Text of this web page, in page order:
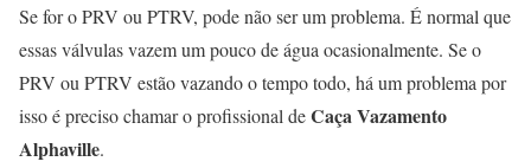
Se for o PRV ou PTRV, pode não ser um problema. É normal que
essas válvulas vazem um pouco de água ocasionalmente. Se o
PRV ou PTRV estão vazando o tempo todo, há um problema por
isso é preciso chamar o profissional deCaça Vazamento
Alphaville.